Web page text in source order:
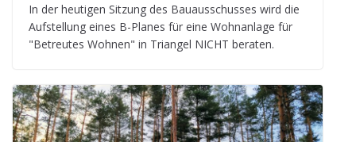
In der heu­ti­gen Sit­zung des Bau­aus­schus­ses wird die
Auf­stel­lung eines B-Pla­nes für eine Wohn­an­lage für
"Betreu­tes Woh­nen" in Tri­an­gel NICHT beraten.